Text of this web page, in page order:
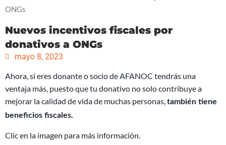
ONGs
Nuevos incentivos fiscales por
donativos a ONGs
mayo 8, 2023
Ahora, si eres donante o socio de AFANOC tendrás una
ventaja más, puesto que tu donativo no solo contribuye a
mejorar la calidad de vida de muchas personas,también tiene
beneficios fiscales.
Clic en la imagen para más información.